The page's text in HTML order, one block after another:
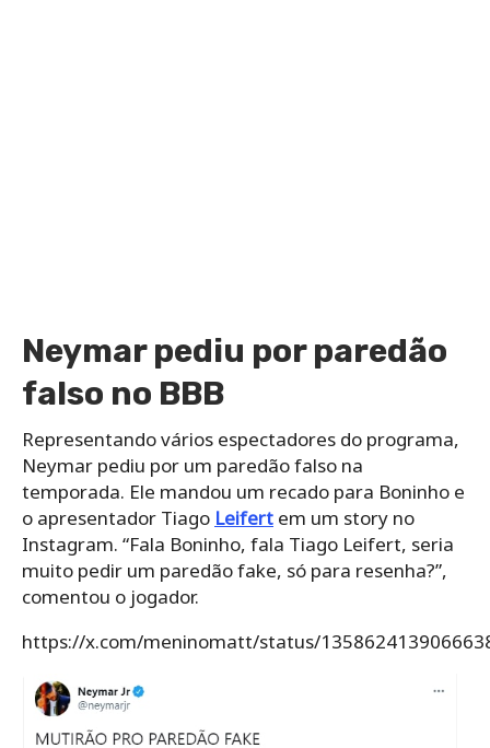
Neymar pediu por paredão
falso no BBB
Representando vários espectadores do programa,
Neymar pediu por um paredão falso na
temporada. Ele mandou um recado para Boninho e
o apresentador Tiago Leifert em um story no
Instagram. “Fala Boninho, fala Tiago Leifert, seria
muito pedir um paredão fake, só para resenha?”,
comentou o jogador.
https://x.com/meninomatt/status/